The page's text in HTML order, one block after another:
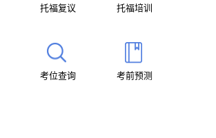
托福复议 托福培训
考位查询 考前预测